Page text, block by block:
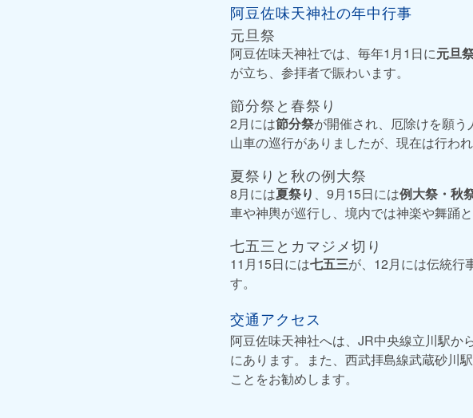
阿豆佐味天神社の年中行事
元旦祭
阿豆佐味天神社では、毎年1月1日に元旦
が立ち、参拝者で賑わいます。
節分祭と春祭り
2月には節分祭が開催され、厄除けを願
山車の巡行がありましたが、現在は行われ
夏祭りと秋の例大祭
8月には夏祭り 、9月15日には例大祭・秋
車や神輿が巡行し、境内では神楽や舞踊
七五三とカマジメ切り
11月15日には七五三が、12月には伝統行
す。
交通アクセス
阿豆佐味天神社へは、JR中央線立川駅か
にあります。また、西武拝島線武蔵砂川
ことをお勧めします。